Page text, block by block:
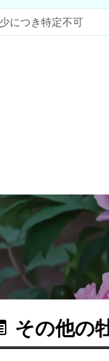
につき特定不可
その他の